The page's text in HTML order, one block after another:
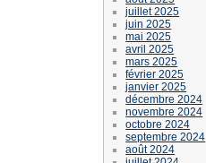
juillet 2025
juin 2025
mai 2025
avril 2025
mars 2025
février 2025
janvier 2025
décembre 2024
novembre 2024
octobre 2024
septembre 2024
août 2024